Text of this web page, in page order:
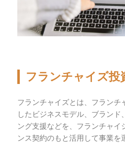
フランチャイズ投
フランチャイズとは、フランチ
したビジネスモデル、ブランド
ング支援などを、フランチャイ
ンス契約のもと活用して事業を